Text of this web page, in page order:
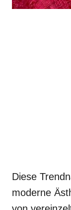
Diese
moderne